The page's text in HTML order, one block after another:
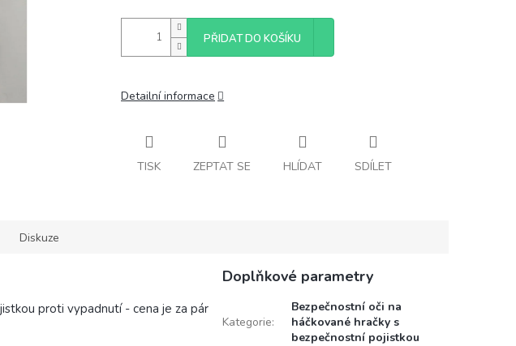
PŘIDAT DO KOŠÍKU
Detailní informace
TISK ZEPTAT SE HLÍDAT SDÍLET
Diskuze
proti vypadnutí - cena je za pár
Doplňkové parametry
Kategorie:
Bezpečnostní oči na
háčkované hračky s
bezpečnostní pojistkou